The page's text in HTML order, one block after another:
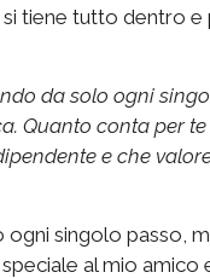
si tiene tutto dentro e
da solo ogni
Quanto conta per
e che
ogni singolo passo,
al mio amico